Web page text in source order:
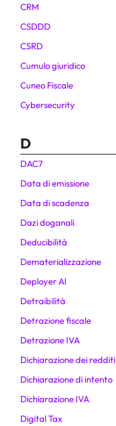
CRM
CSDDD
CSRD
Cumulo giuridico
Cuneo Fiscale
Cybersecurity
D
DAC7
Data di emissione
Data di scadenza
Dazi doganali
Deducibilità
Dematerializzazione
Deployer AI
Detraibilità
Detrazione fiscale
Detrazione IVA
Dichiarazione dei redditi
Dichiarazione di intento
Dichiarazione IVA
Digital Tax